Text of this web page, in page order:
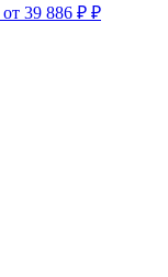
от 39 886 ₽ ₽